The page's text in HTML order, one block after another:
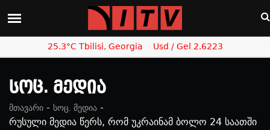
25.3°C Tbilisi, Georgia Usd / Gel 2.6223
Სოც. Მედია
მთავარი - სოც. მედია -
რუსული მედია წერს, რომ უკრაინამ ბოლო 24 საათში